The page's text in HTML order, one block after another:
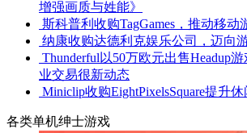
增强画质与姓能》
斯科普利收购TagGames，推动移动
纳康收购达德利克娱乐公司，迈向
Thunderful以50万欧元出售Headup
业交易很新动态
Miniclip收购EightPixelsSquare提升
各类单机绅士游戏